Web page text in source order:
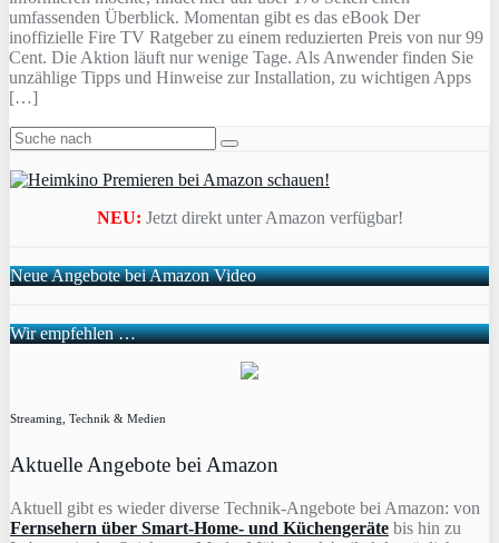
umfassenden Überblick. Momentan gibt es das eBook Der
inoffizielle Fire TV Ratgeber zu einem reduzierten Preis von nur 99
Cent. Die Aktion läuft nur wenige Tage. Als Anwender finden Sie
unzählige Tipps und Hinweise zur Installation, zu wichtigen Apps
[…]
NEU: Jetzt direkt unter Amazon verfügbar!
Neue Angebote bei Amazon Video
Wir empfehlen …
Streaming, Technik & Medien
Aktuelle Angebote bei Amazon
Aktuell gibt es wieder diverse Technik-Angebote bei Amazon: von
Fernsehern über Smart-Home- und Küchengeräte bis hin zu